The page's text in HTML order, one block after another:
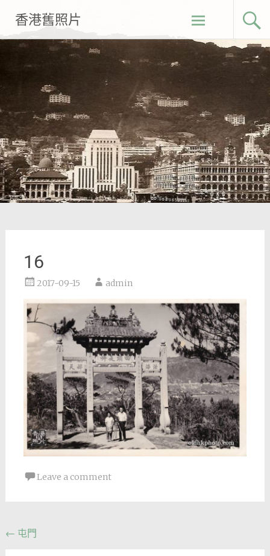
content
香港舊照片
16
2017-09-15 admin
Leave a comment
Post
← 屯門